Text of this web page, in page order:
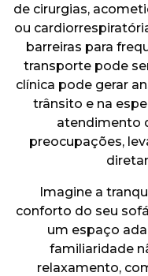
de cirurgias,
ou
barreiras para
transporte pode
clínica pode gerar
trânsito e na
atendimento
preocupações,
Imagine a
conforto do seu
um espaço
familiaridade
relaxamento,